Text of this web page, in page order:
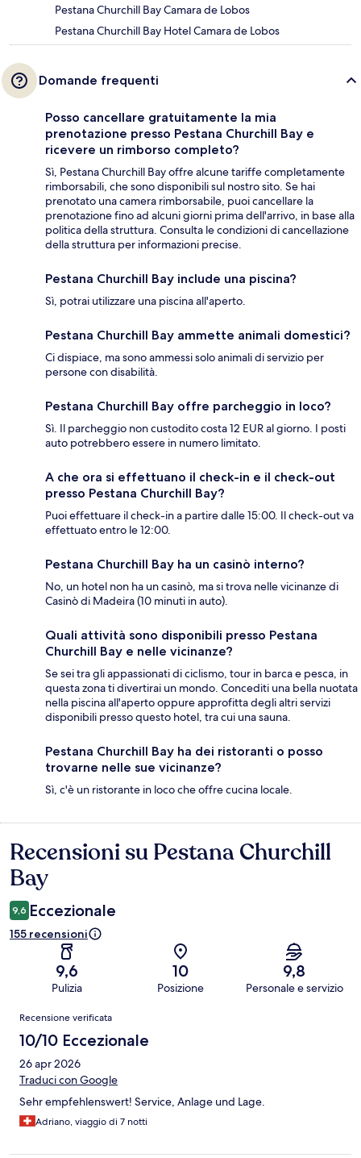
Pestana Churchill Bay Camara de Lobos
Pestana Churchill Bay Hotel Camara de Lobos
Domande frequenti
Posso cancellare gratuitamente la mia
prenotazione presso Pestana Churchill Bay e
ricevere un rimborso completo?
Sì, Pestana Churchill Bay offre alcune tariffe completamente
rimborsabili, che sono disponibili sul nostro sito. Se hai
prenotato una camera rimborsabile, puoi cancellare la
prenotazione fino ad alcuni giorni prima dell'arrivo, in base alla
politica della struttura. Consulta le condizioni di cancellazione
della struttura per informazioni precise.
Pestana Churchill Bay include una piscina?
Sì, potrai utilizzare una piscina all'aperto.
Pestana Churchill Bay ammette animali domestici?
Ci dispiace, ma sono ammessi solo animali di servizio per
persone con disabilità.
Pestana Churchill Bay offre parcheggio in loco?
Sì. Il parcheggio non custodito costa 12 EUR al giorno. I posti
auto potrebbero essere in numero limitato.
A che ora si effettuano il check-in e il check-out
presso Pestana Churchill Bay?
Puoi effettuare il check-in a partire dalle 15:00. Il check-out va
effettuato entro le 12:00.
Pestana Churchill Bay ha un casinò interno?
No, un hotel non ha un casinò, ma si trova nelle vicinanze di
Casinò di Madeira (10 minuti in auto).
Quali attività sono disponibili presso Pestana
Churchill Bay e nelle vicinanze?
Se sei tra gli appassionati di ciclismo, tour in barca e pesca, in
questa zona ti divertirai un mondo. Concediti una bella nuotata
nella piscina all'aperto oppure approfitta degli altri servizi
disponibili presso questo hotel, tra cui una sauna.
Pestana Churchill Bay ha dei ristoranti o posso
trovarne nelle sue vicinanze?
Sì, c'è un ristorante in loco che offre cucina locale.
Recensioni
Recensioni su Pestana Churchill
Bay
9,6 Eccezionale
155 recensioni
9,6
Pulizia
10
Posizione
9,8
Personale e servizio
Recensioni
Recensione verificata
10/10 Eccezionale
26 apr 2026
Traduci con Google
Sehr empfehlenswert! Service, Anlage und Lage.
Adriano, viaggio di 7 notti